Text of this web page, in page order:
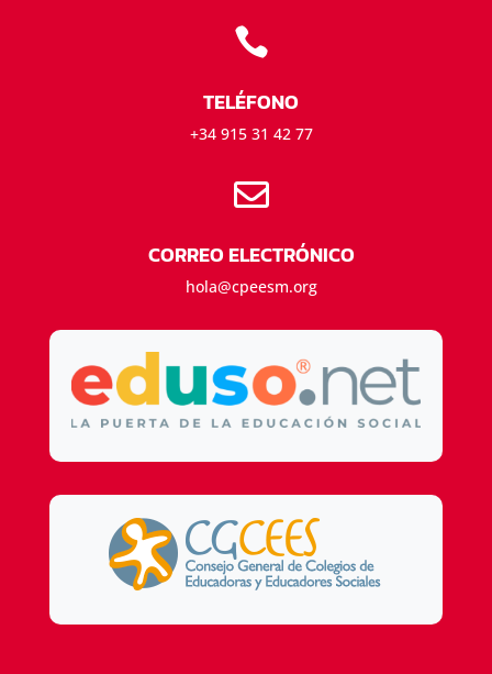

TELÉFONO
+34 915 31 42 77

CORREO ELECTRÓNICO
hola@cpeesm.org